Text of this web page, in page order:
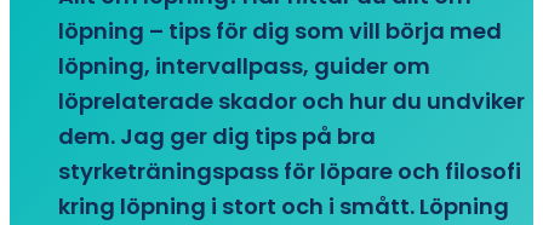
löpning – tips för dig som vill börja med
löpning, intervallpass, guider om
löprelaterade skador och hur du undviker
dem. Jag ger dig tips på bra
styrketräningspass för löpare och filosofi
kring löpning i stort och i smått. Löpning